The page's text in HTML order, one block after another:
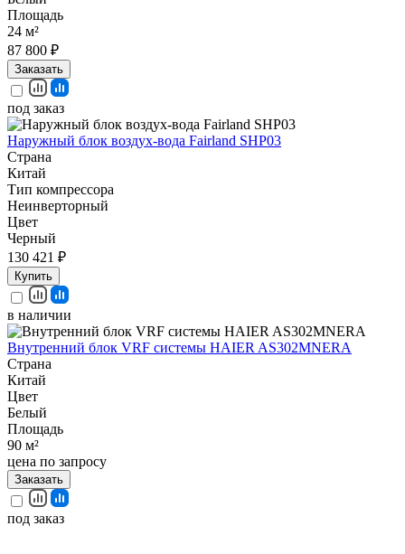
Площадь
24 м²
87 800 ₽
Заказать
под заказ
Наружный блок воздух-вода Fairland SHP03
Страна
Китай
Тип компрессора
Неинверторный
Цвет
Черный
130 421 ₽
Купить
в наличии
Внутренний блок VRF системы HAIER AS302MNERA
Страна
Китай
Цвет
Белый
Площадь
90 м²
цена по запросу
Заказать
под заказ